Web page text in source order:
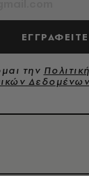
ΕΓΓΡΑΦΕΙΤΕ
την
Δεδομένων